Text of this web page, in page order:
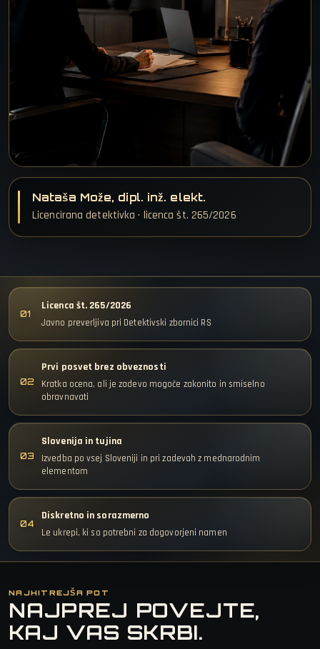
Nataša Može, dipl. inž. elekt.
Licencirana detektivka · licenca št. 265/2026
01
Licenca št. 265/2026
Javno preverljiva pri Detektivski zbornici RS
02
Prvi posvet brez obveznosti
Kratka ocena, ali je zadevo mogoče zakonito in smiselno
obravnavati
03
Slovenija in tujina
Izvedba po vsej Sloveniji in pri zadevah z mednarodnim
elementom
04
Diskretno in sorazmerno
Le ukrepi, ki so potrebni za dogovorjeni namen
NAJHITREJŠA POT
NAJPREJ POVEJTE,
KAJ VAS SKRBI.